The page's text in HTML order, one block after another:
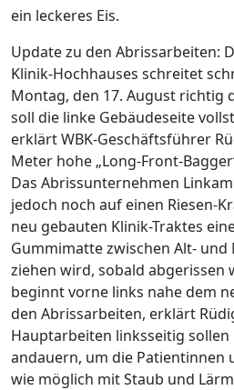
ein leckeres Eis.
Update zu den Abrissarbeiten:
Klinik-Hochhauses schreitet
Montag, den 17. August richtig
soll die linke Gebäudeseite
erklärt WBK-Geschäftsführer
Meter hohe „Long-Front-
Das Abrissunternehmen
jedoch noch auf einen Riesen-
neu gebauten Klinik-Traktes
Gummimatte zwischen Alt- und
ziehen wird, sobald abgerissen
beginnt vorne links nahe dem
den Abrissarbeiten, erklärt
Hauptarbeiten linksseitig
andauern, um die Patientinnen
wie möglich mit Staub und